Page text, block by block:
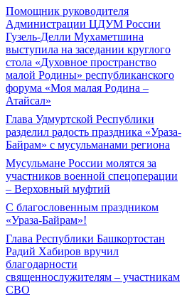
Помощник руководителя
Администрации ЦДУМ России
Гузель-Делли Мухаметшина
выступила на заседании круглого
стола «Духовное пространство
малой Родины» республиканского
форума «Моя малая Родина –
Атайсал»
Глава Удмуртской Республики
разделил радость праздника «Ураза-
Байрам» с мусульманами региона
Мусульмане России молятся за
участников военной спецоперации
– Верховный муфтий
С благословенным праздником
«Ураза-Байрам»!
Глава Республики Башкортостан
Радий Хабиров вручил
благодарности
священнослужителям – участникам
СВО